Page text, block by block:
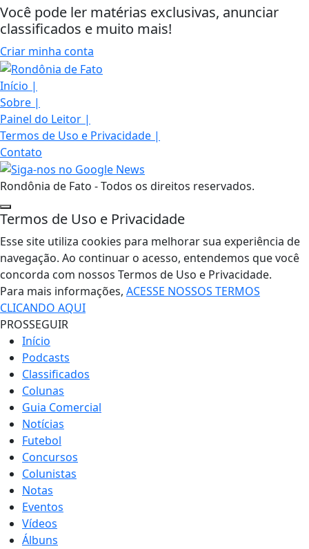
Você pode ler matérias exclusivas, anunciar
classificados e muito mais!
Criar minha conta
Início |
Sobre |
Painel do Leitor |
Termos de Uso e Privacidade |
Contato
Rondônia de Fato - Todos os direitos reservados.
Termos de Uso e Privacidade
Esse site utiliza cookies para melhorar sua experiência de
navegação. Ao continuar o acesso, entendemos que você
concorda com nossos Termos de Uso e Privacidade.
Para mais informações, ACESSE NOSSOS TERMOS
CLICANDO AQUI
PROSSEGUIR
Início
Podcasts
Classificados
Colunas
Guia Comercial
Notícias
Futebol
Concursos
Colunistas
Notas
Eventos
Vídeos
Álbuns